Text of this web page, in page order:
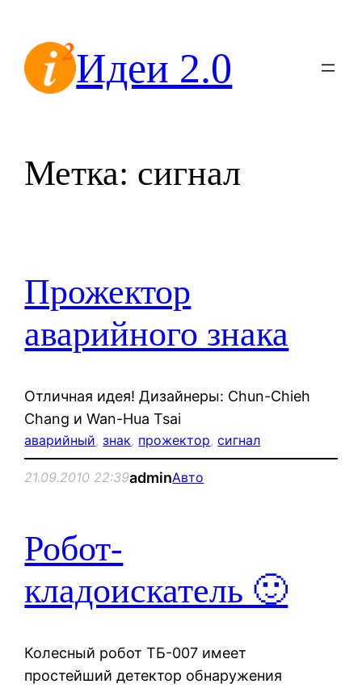
содержимомуИдеи 2.0
Метка: сигнал
Прожектор
аварийного знака
Отличная идея! Дизайнеры: Chun-Chieh
Chang и Wan-Hua Tsai
аварийный, знак, прожектор, сигнал
21.09.2010 22:39adminАвто
Робот-
кладоискатель 🙂
Колесный робот ТБ-007 имеет
простейший детектор обнаружения